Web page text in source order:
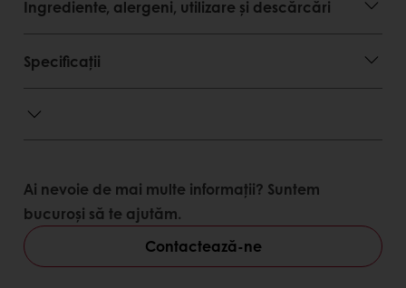
finit
realizate
Avantaje consumator
Gust deosebit de pâine tradițională
Prospețime menținută timp îndelungat
Ingrediente, alergeni, utilizare și descărcări
Specificații
Ai nevoie de mai multe informații? Suntem
bucuroși să te ajutăm.
Contactează-ne